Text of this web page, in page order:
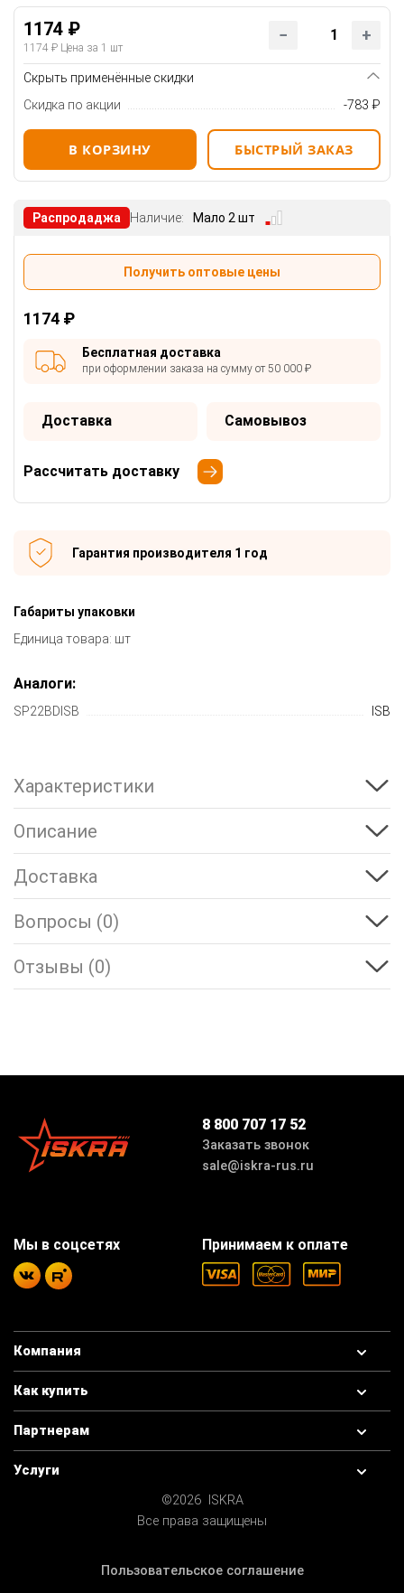
1174 ₽
1174 ₽ Цена за 1 шт
Скрыть применённые скидки
Скидка по акции
-783 ₽
В КОРЗИНУ БЫСТРЫЙ ЗАКАЗ
Распродаджа Наличие: Мало 2 шт
Получить оптовые цены
1174 ₽
Бесплатная доставка
при оформлении заказа на сумму от 50 000 ₽
Доставка Самовывоз
Рассчитать доставку
Гарантия производителя 1 год
Габариты упаковки
Единица товара: шт
Аналоги:
SP22BDISB ISB
Характеристики
Описание
Доставка
Вопросы (0)
Отзывы (0)
8 800 707 17 52
Заказать звонок
sale@iskra-rus.ru
Компания
Как купить
Партнерам
Услуги
©2026 ISKRA
Все права защищены
Пользовательское соглашение
Принимаем к оплате
Мы в соцсетях